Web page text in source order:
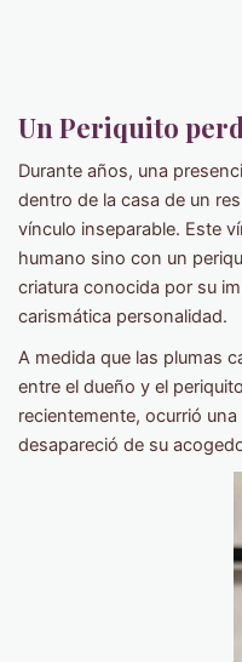
Un Periquito
Durante años, una
dentro de la casa de un
vínculo inseparable. Este
humano sino con un
criatura conocida por su
carismática personalidad.
A medida que las plumas
entre el dueño y el
recientemente, ocurrió
desapareció de su